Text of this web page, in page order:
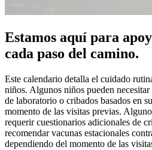
Estamos aquí para
cada paso del camino.
Este calendario detalla el cuidado
niños. Algunos niños pueden
de laboratorio o cribados basados en
momento de las visitas previas.
requerir cuestionarios adicionales de
recomendar vacunas estacionales
dependiendo del momento de las